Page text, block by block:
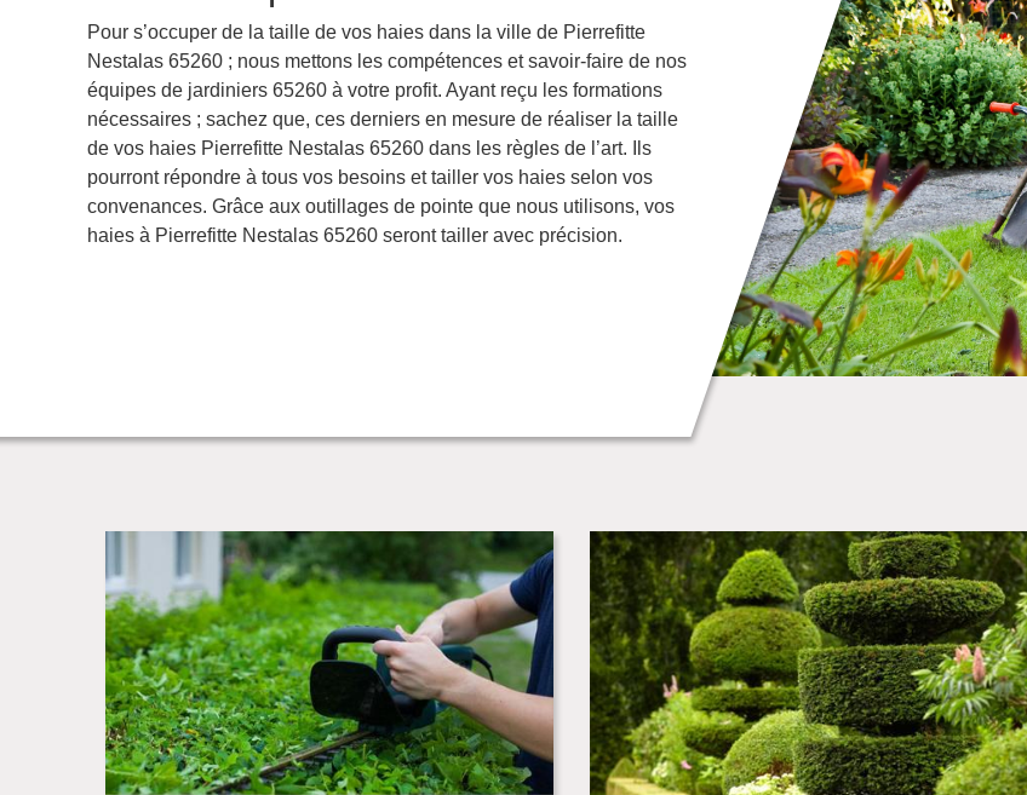
Pour s’occuper de la taille de vos haies dans la ville de Pierrefitte
Nestalas 65260 ; nous mettons les compétences et savoir-faire de nos
équipes de jardiniers 65260 à votre profit. Ayant reçu les formations
nécessaires ; sachez que, ces derniers en mesure de réaliser la taille
de vos haies Pierrefitte Nestalas 65260 dans les règles de l’art. Ils
pourront répondre à tous vos besoins et tailler vos haies selon vos
convenances. Grâce aux outillages de pointe que nous utilisons, vos
haies à Pierrefitte Nestalas 65260 seront tailler avec précision.